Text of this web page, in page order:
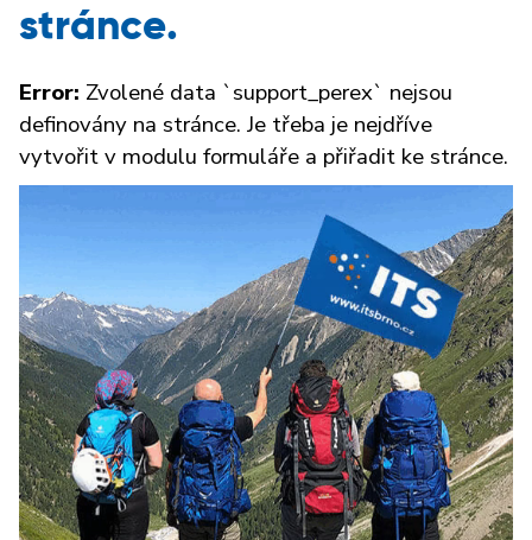
stránce.
Error: Zvolené data `support_perex` nejsou
definovány na stránce. Je třeba je nejdříve
vytvořit v modulu formuláře a přiřadit ke stránce.